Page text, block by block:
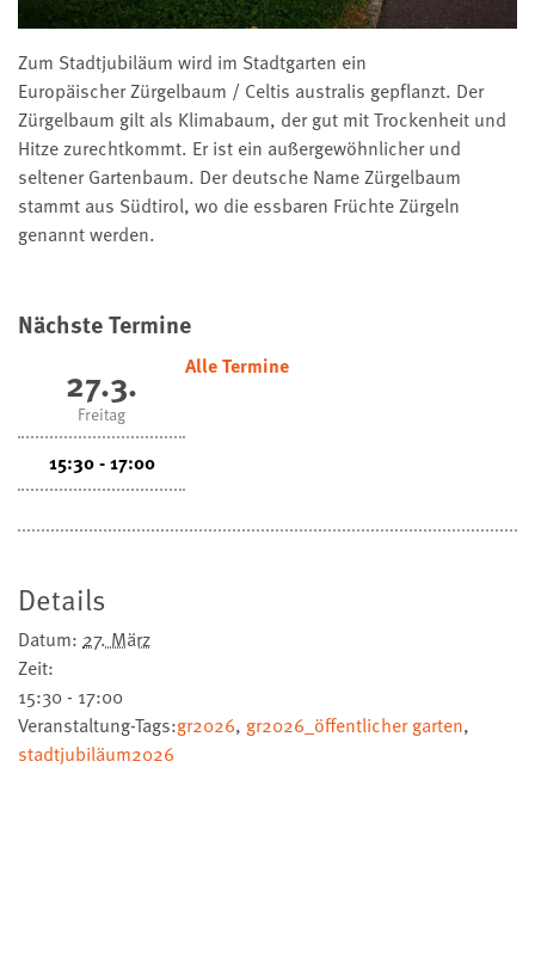
Zum Stadtjubiläum wird im Stadtgarten ein
Europäischer Zürgelbaum / Celtis australis gepflanzt. Der
Zürgelbaum gilt als Klimabaum, der gut mit Trockenheit und
Hitze zurechtkommt. Er ist ein außergewöhnlicher und
seltener Gartenbaum. Der deutsche Name Zürgelbaum
stammt aus Südtirol, wo die essbaren Früchte Zürgeln
genannt werden.
Nächste Termine
27.3.
Freitag
15:30 - 17:00
Alle Termine
Details
Datum: 27. März
Zeit:
15:30 - 17:00
Veranstaltung-Tags:gr2026, gr2026_öffentlicher garten,
stadtjubiläum2026